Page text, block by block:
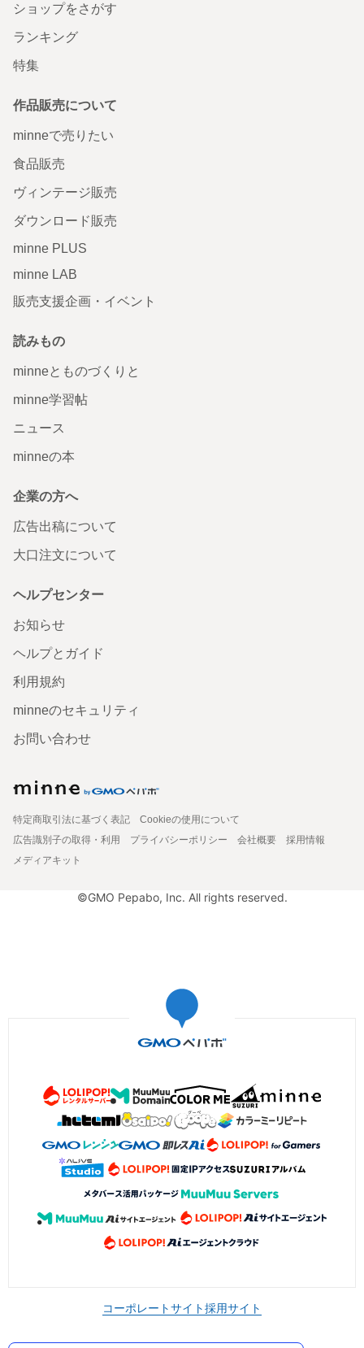
ショップをさがす
ランキング
特集
作品販売について
minneで売りたい
食品販売
ヴィンテージ販売
ダウンロード販売
minne PLUS
minne LAB
販売支援企画・イベント
読みもの
minneとものづくりと
minne学習帖
ニュース
minneの本
企業の方へ
広告出稿について
大口注文について
ヘルプセンター
お知らせ
ヘルプとガイド
利用規約
minneのセキュリティ
お問い合わせ
特定商取引法に基づく表記
Cookieの使用について
広告識別子の取得・利用
プライバシーポリシー 会社概要
採用情報
メディアキット
©GMO Pepabo, Inc. All rights reserved.
コーポレートサイト採用サイト